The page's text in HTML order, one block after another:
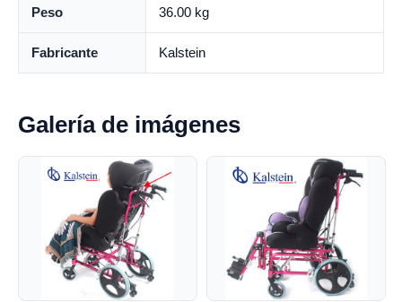
Peso 36.00 kg
Fabricante Kalstein
Galería de imágenes